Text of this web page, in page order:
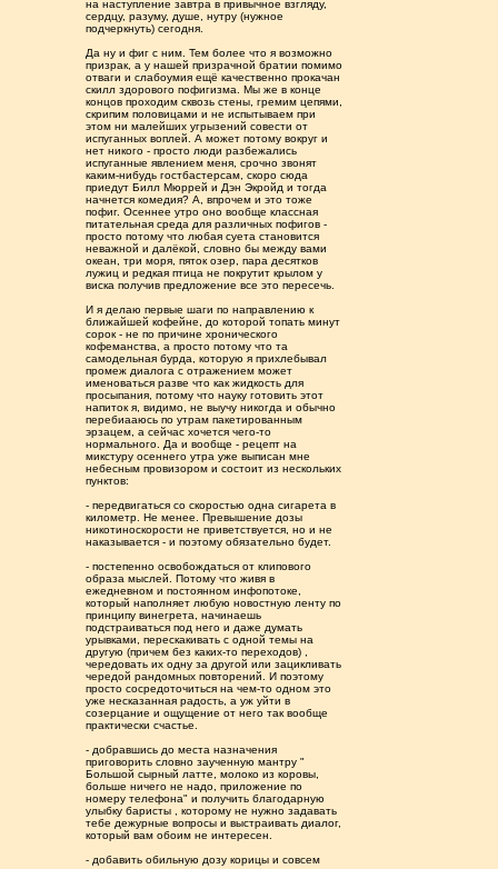
на наступление завтра в привычное взгляду,
сердцу, разуму, душе, нутру (нужное
подчеркнуть) сегодня.
Да ну и фиг с ним. Тем более что я возможно
призрак, а у нашей призрачной братии помимо
отваги и слабоумия ещё качественно прокачан
скилл здорового пофигизма. Мы же в конце
концов проходим сквозь стены, гремим цепями,
скрипим половицами и не испытываем при
этом ни малейших угрызений совести от
испуганных воплей. А может потому вокруг и
нет никого - просто люди разбежались
испуганные явлением меня, срочно звонят
каким-нибудь гостбастерсам, скоро сюда
приедут Билл Мюррей и Дэн Экройд и тогда
начнется комедия? А, впрочем и это тоже
пофиг. Осеннее утро оно вообще классная
питательная среда для различных пофигов -
просто потому что любая суета становится
неважной и далёкой, словно бы между вами
океан, три моря, пяток озер, пара десятков
лужиц и редкая птица не покрутит крылом у
виска получив предложение все это пересечь.
И я делаю первые шаги по направлению к
ближайшей кофейне, до которой топать минут
сорок - не по причине хронического
кофеманства, а просто потому что та
самодельная бурда, которую я прихлебывал
промеж диалога с отражением может
именоваться разве что как жидкость для
просыпания, потому что науку готовить этот
напиток я, видимо, не выучу никогда и обычно
перебиааюсь по утрам пакетированным
эрзацем, а сейчас хочется чего-то
нормального. Да и вообще - рецепт на
микстуру осеннего утра уже выписан мне
небесным провизором и состоит из нескольких
пунктов:
- передвигаться со скоростью одна сигарета в
километр. Не менее. Превышение дозы
никотиноскорости не приветствуется, но и не
наказывается - и поэтому обязательно будет.
- постепенно освобождаться от клипового
образа мыслей. Потому что живя в
ежедневном и постоянном инфопотоке,
который наполняет любую новостную ленту по
принципу винегрета, начинаешь
подстраиваться под него и даже думать
урывками, перескакивать с одной темы на
другую (причем без каких-то переходов) ,
чередовать их одну за другой или зацикливать
чередой рандомных повторений. И поэтому
просто сосредоточиться на чем-то одном это
уже несказанная радость, а уж уйти в
созерцание и ощущение от него так вообще
практически счастье.
- добравшись до места назначения
приговорить словно заученную мантру "
Большой сырный латте, молоко из коровы,
больше ничего не надо, приложение по
номеру телефона" и получить благодарную
улыбку баристы , которому не нужно задавать
тебе дежурные вопросы и выстраивать диалог,
который вам обоим не интересен.
- добавить обильную дозу корицы и совсем